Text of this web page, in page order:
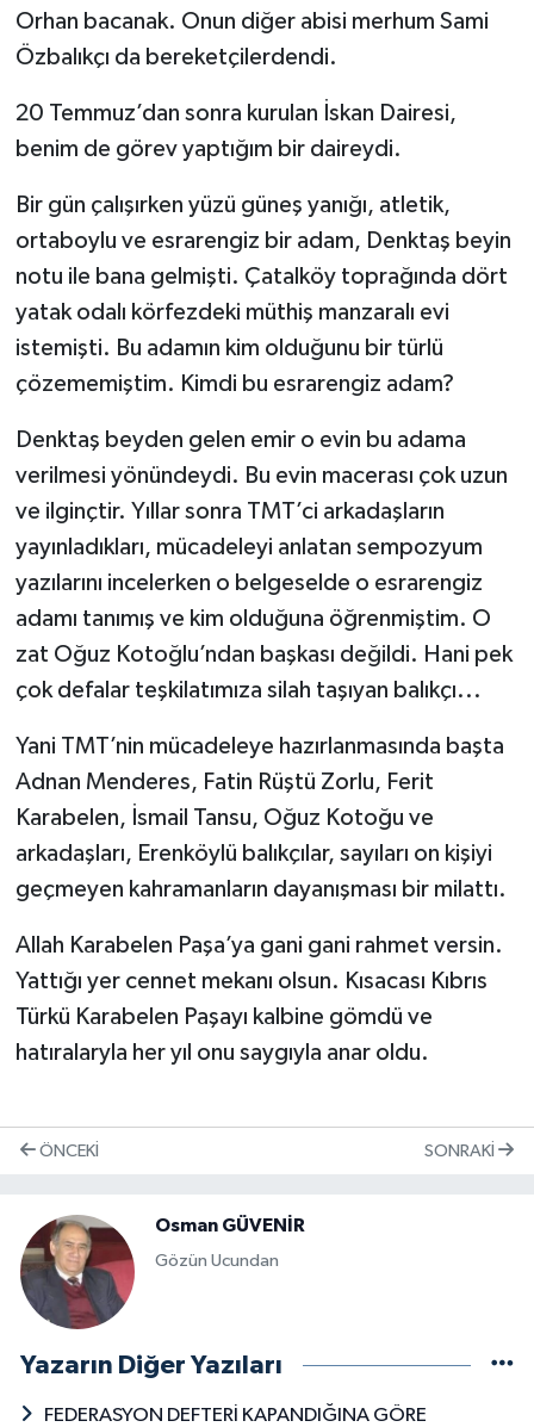
Orhan bacanak. Onun diğer abisi merhum Sami
Özbalıkçı da bereketçilerdendi.
20 Temmuz’dan sonra kurulan İskan Dairesi,
benim de görev yaptığım bir daireydi.
Bir gün çalışırken yüzü güneş yanığı, atletik,
ortaboylu ve esrarengiz bir adam, Denktaş beyin
notu ile bana gelmişti. Çatalköy toprağında dört
yatak odalı körfezdeki müthiş manzaralı evi
istemişti. Bu adamın kim olduğunu bir türlü
çözememiştim. Kimdi bu esrarengiz adam?
Denktaş beyden gelen emir o evin bu adama
verilmesi yönündeydi. Bu evin macerası çok uzun
ve ilginçtir. Yıllar sonra TMT’ci arkadaşların
yayınladıkları, mücadeleyi anlatan sempozyum
yazılarını incelerken o belgeselde o esrarengiz
adamı tanımış ve kim olduğuna öğrenmiştim. O
zat Oğuz Kotoğlu’ndan başkası değildi. Hani pek
çok defalar teşkilatımıza silah taşıyan balıkçı...
Yani TMT’nin mücadeleye hazırlanmasında başta
Adnan Menderes, Fatin Rüştü Zorlu, Ferit
Karabelen, İsmail Tansu, Oğuz Kotoğu ve
arkadaşları, Erenköylü balıkçılar, sayıları on kişiyi
geçmeyen kahramanların dayanışması bir milattı.
Allah Karabelen Paşa’ya gani gani rahmet versin.
Yattığı yer cennet mekanı olsun. Kısacası Kıbrıs
Türkü Karabelen Paşayı kalbine gömdü ve
hatıralaryla her yıl onu saygıyla anar oldu.
ÖNCEKI SONRAKI
Osman GÜVENİR
Gözün Ucundan
Yazarın Diğer Yazıları
FEDERASYON DEFTERİ KAPANDIĞINA GÖRE